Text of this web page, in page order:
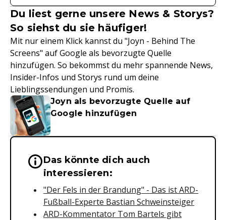
Du liest gerne unsere News & Storys?
So siehst du sie häufiger!
Mit nur einem Klick kannst du "Joyn - Behind The
Screens" auf Google als bevorzugte Quelle
hinzufügen. So bekommst du mehr spannende News,
Insider-Infos und Storys rund um deine
Lieblingssendungen und Promis.
Joyn als bevorzugte Quelle auf
Google hinzufügen
Wichtige Hinweise &
Das könnte dich auch
interessieren:
"Der Fels in der Brandung" - Das ist ARD-
Fußball-Experte Bastian Schweinsteiger
ARD-Kommentator Tom Bartels gibt